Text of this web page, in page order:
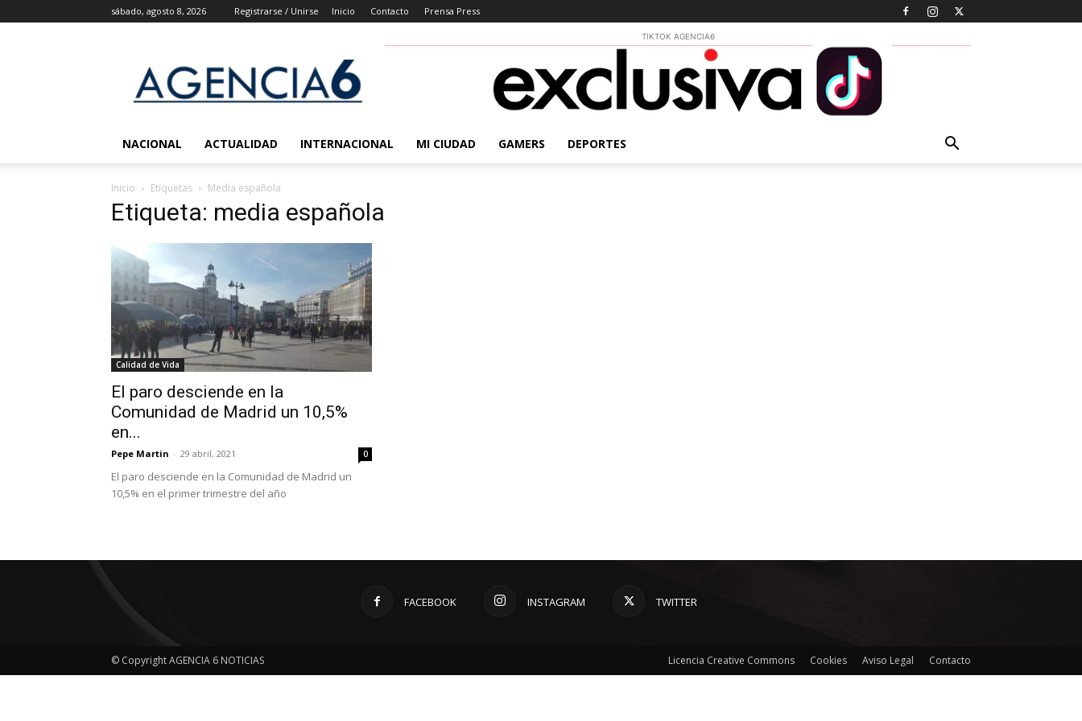
sábado, agosto 8, 2026 Registrarse / Unirse Inicio Contacto Prensa Press
6
Noticias
TIKTOK AGENCIA6
NACIONAL ACTUALIDAD INTERNACIONAL MI CIUDAD GAMERS DEPORTES
Inicio Etiquetas Media española
Etiqueta: media española
Calidad de Vida
El paro desciende en la
Comunidad de Madrid un 10,5%
en...
Pepe Martin - 29 abril, 2021 0
El paro desciende en la Comunidad de Madrid un
10,5% en el primer trimestre del año
FACEBOOK INSTAGRAM TWITTER
Licencia Creative Commons Cookies Aviso Legal Contacto
© Copyright AGENCIA 6 NOTICIAS